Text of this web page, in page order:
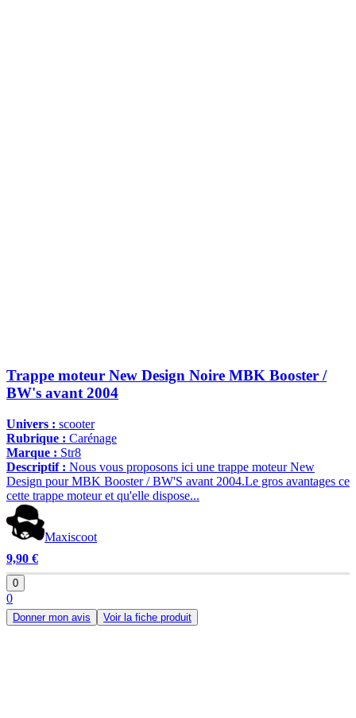
Trappe moteur New Design Noire MBK Booster /
BW's avant 2004
Univers : scooter
Rubrique : Carénage
Marque : Str8
Descriptif : Nous vous proposons ici une trappe moteur New
Design pour MBK Booster / BW'S avant 2004.Le gros avantages ce
cette trappe moteur et qu'elle dispose...
Maxiscoot
9,90 €
0
0
Donner mon avis Voir la fiche produit